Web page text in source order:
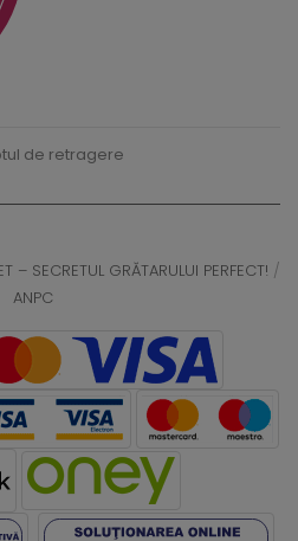
de retragere
– SECRETUL GRĂTARULUI PERFECT! /
ANPC